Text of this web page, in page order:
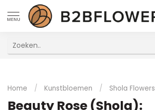
MENU
Home / Kunstbloemen / Shola Flowers
Beauty Rose (Shola):